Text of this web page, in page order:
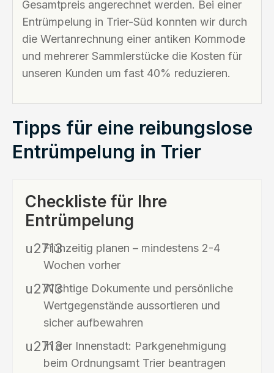
Gesamtpreis angerechnet werden. Bei einer
Entrümpelung in Trier-Süd konnten wir durch
die Wertanrechnung einer antiken Kommode
und mehrerer Sammlerstücke die Kosten für
unseren Kunden um fast 40% reduzieren.
Tipps für eine reibungslose
Entrümpelung in Trier
Checkliste für Ihre
Entrümpelung
Frühzeitig planen – mindestens 2-4
Wochen vorher
Wichtige Dokumente und persönliche
Wertgegenstände aussortieren und
sicher aufbewahren
In der Innenstadt: Parkgenehmigung
beim Ordnungsamt Trier beantragen